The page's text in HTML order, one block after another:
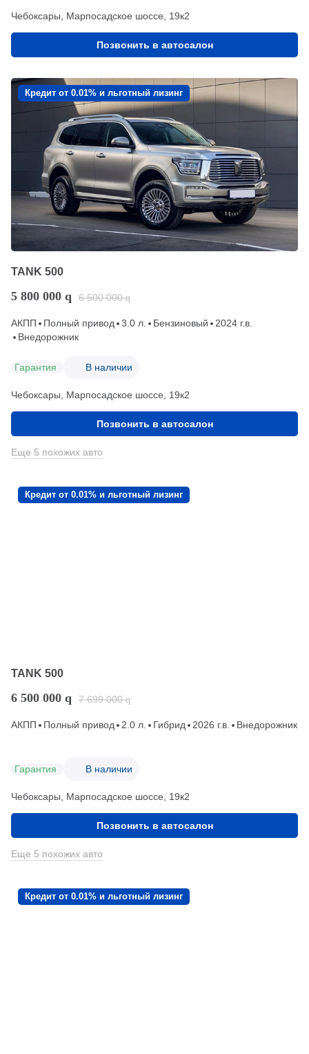
Чебоксары, Марпосадское шоссе, 19к2
Позвонить в автосалон
Кредит от 0.01% и льготный лизинг
TANK 500
5 800 000 q 6 500 000 q
АКПП Полный привод 3.0 л. Бензиновый
2024 г.в.
Внедорожник
Гарантия В наличии
Чебоксары, Марпосадское шоссе, 19к2
Позвонить в автосалон
Еще 5 похожих авто
Кредит от 0.01% и льготный лизинг
TANK 500
6 500 000 q 7 699 000 q
АКПП Полный привод 2.0 л. Гибрид 2026 г.в. Внедорожник
Гарантия В наличии
Чебоксары, Марпосадское шоссе, 19к2
Позвонить в автосалон
Еще 5 похожих авто
Кредит от 0.01% и льготный лизинг